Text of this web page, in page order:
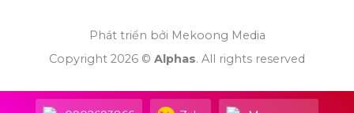
Phát triển bởi Mekoong Media
Copyright 2026 © Alphas. All rights reserved